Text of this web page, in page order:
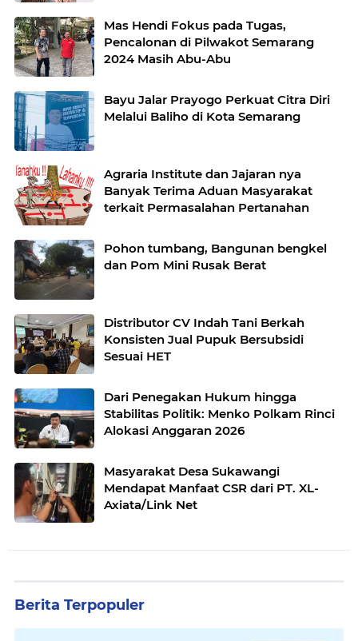
Mas Hendi Fokus pada Tugas,
Pencalonan di Pilwakot Semarang
2024 Masih Abu-Abu
Bayu Jalar Prayogo Perkuat Citra Diri
Melalui Baliho di Kota Semarang
Agraria Institute dan Jajaran nya
Banyak Terima Aduan Masyarakat
terkait Permasalahan Pertanahan
Pohon tumbang, Bangunan bengkel
dan Pom Mini Rusak Berat
Distributor CV Indah Tani Berkah
Konsisten Jual Pupuk Bersubsidi
Sesuai HET
Dari Penegakan Hukum hingga
Stabilitas Politik: Menko Polkam Rinci
Alokasi Anggaran 2026
Masyarakat Desa Sukawangi
Mendapat Manfaat CSR dari PT. XL-
Axiata/Link Net
Berita Terpopuler